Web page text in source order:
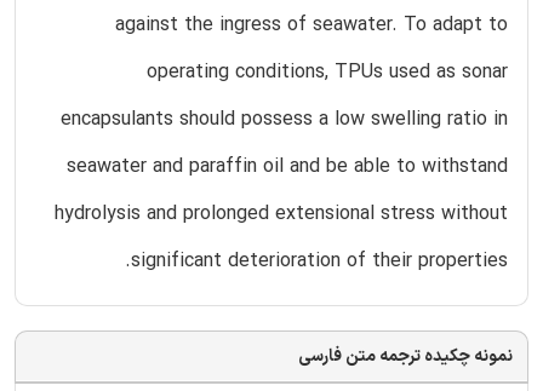
against the ingress of seawater. To adapt to
operating conditions, TPUs used as sonar
encapsulants should possess a low swelling ratio in
seawater and paraffin oil and be able to withstand
hydrolysis and prolonged extensional stress without
significant deterioration of their properties.
نمونه چکیده ترجمه متن فارسی